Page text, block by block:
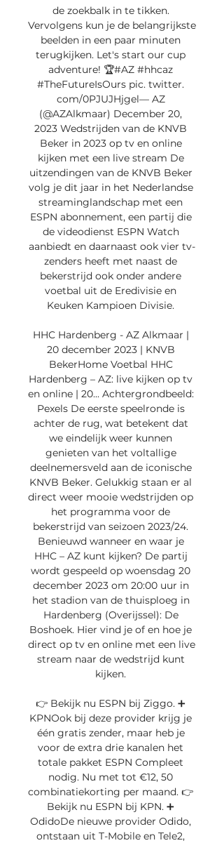
de zoekbalk in te tikken.
Vervolgens kun je de belangrijkste
beelden in een paar minuten
terugkijken. Let's start our cup
adventure! 🏆#AZ #hhcaz
#TheFutureIsOurs pic. twitter.
com/0PJUJHjgel— AZ
(@AZAlkmaar) December 20,
2023 Wedstrijden van de KNVB
Beker in 2023 op tv en online
kijken met een live stream De
uitzendingen van de KNVB Beker
volg je dit jaar in het Nederlandse
streaminglandschap met een
ESPN abonnement, een partij die
de videodienst ESPN Watch
aanbiedt en daarnaast ook vier tv-
zenders heeft met naast de
bekerstrijd ook onder andere
voetbal uit de Eredivisie en
Keuken Kampioen Divisie.
HHC Hardenberg - AZ Alkmaar |
20 december 2023 | KNVB
BekerHome Voetbal HHC
Hardenberg – AZ: live kijken op tv
en online | 20... Achtergrondbeeld:
Pexels De eerste speelronde is
achter de rug, wat betekent dat
we eindelijk weer kunnen
genieten van het voltallige
deelnemersveld aan de iconische
KNVB Beker. Gelukkig staan er al
direct weer mooie wedstrijden op
het programma voor de
bekerstrijd van seizoen 2023/24.
Benieuwd wanneer en waar je
HHC – AZ kunt kijken? De partij
wordt gespeeld op woensdag 20
december 2023 om 20:00 uur in
het stadion van de thuisploeg in
Hardenberg (Overijssel): De
Boshoek. Hier vind je of en hoe je
direct op tv en online met een live
stream naar de wedstrijd kunt
kijken.
👉 Bekijk nu ESPN bij Ziggo. ➕
KPNOok bij deze provider krijg je
één gratis zender, maar heb je
voor de extra drie kanalen het
totale pakket ESPN Compleet
nodig. Nu met tot €12, 50
combinatiekorting per maand. 👉
Bekijk nu ESPN bij KPN. ➕
OdidoDe nieuwe provider Odido,
ontstaan uit T-Mobile en Tele2,